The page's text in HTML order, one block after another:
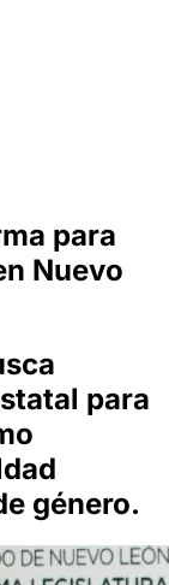
para
Nuevo
para
género.